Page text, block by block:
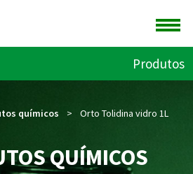
Produtos
químicos > Orto Tolidina vidro 1L
QUÍMICOS